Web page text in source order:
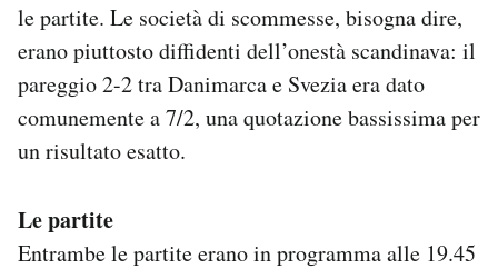
le partite. Le società di scommesse, bisogna dire,
erano piuttosto diffidenti dell’onestà scandinava: il
pareggio 2-2 tra Danimarca e Svezia era dato
comunemente a 7/2, una quotazione bassissima per
un risultato esatto.
Le partite
Entrambe le partite erano in programma alle 19.45